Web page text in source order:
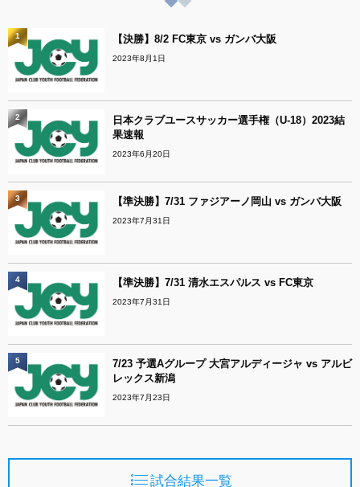
【決勝】8/2 FC東京 vs ガンバ大阪
2023年8月1日
1
日本クラブユースサッカー選手権（U-18）2023結
果速報
2023年6月20日
2
【準決勝】7/31 ファジアーノ岡山 vs ガンバ大阪
2023年7月31日
3
【準決勝】7/31 清水エスパルス vs FC東京
2023年7月31日
4
7/23 予選Aグループ 大宮アルディージャ vs アルビ
レックス新潟
2023年7月23日
5
試合結果一覧